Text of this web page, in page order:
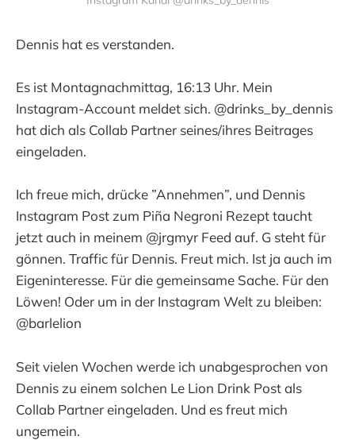
Dennis hat es verstanden.
Es ist Montagnachmittag, 16:13 Uhr. Mein
Instagram-Account meldet sich. @drinks_by_dennis
hat dich als Collab Partner seines/ihres Beitrages
eingeladen.
Ich freue mich, drücke ”Annehmen”, und Dennis
Instagram Post zum Piña Negroni Rezept taucht
jetzt auch in meinem @jrgmyr Feed auf. G steht für
gönnen. Traffic für Dennis. Freut mich. Ist ja auch im
Eigeninteresse. Für die gemeinsame Sache. Für den
Löwen! Oder um in der Instagram Welt zu bleiben:
@barlelion
Seit vielen Wochen werde ich unabgesprochen von
Dennis zu einem solchen Le Lion Drink Post als
Collab Partner eingeladen. Und es freut mich
ungemein.